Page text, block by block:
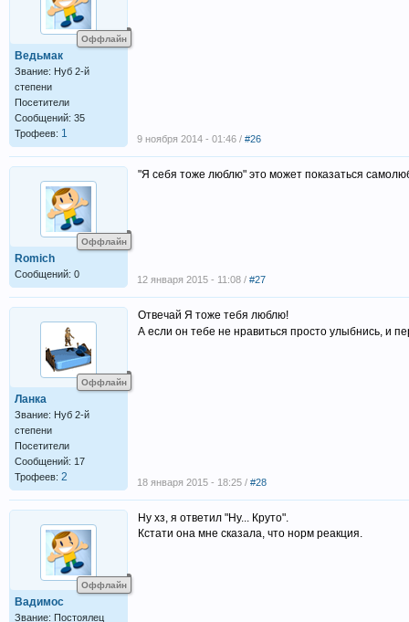
Оффлайн
Ведьмак
Звание: Нуб 2-й
степени
Посетители
Сообщений: 35
Трофеев: 1 9 ноября 2014 - 01:46 / #26
Оффлайн
Romich
Сообщений: 0
"Я себя тоже люблю" это может показаться
12 января 2015 - 11:08 / #27
Оффлайн
Ланка
Звание: Нуб 2-й
степени
Посетители
Сообщений: 17
Трофеев: 2
Отвечай Я тоже тебя люблю!
А если он тебе не нравиться просто улыбнись, и
18 января 2015 - 18:25 / #28
Оффлайн
Вадимос
Звание: Постоялец
Ну хз, я ответил "Ну... Круто".
Кстати она мне сказала, что норм реакция.